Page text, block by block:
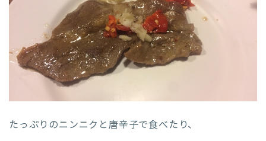
たっぷりのニンニクと唐辛子で食べたり、